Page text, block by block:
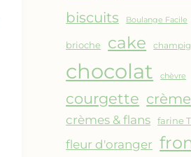
CHICHE
AU
FOUR
biscuits Boulange Facile
brioche cake
chocolat chèvre
courgette crème
crèmes & flans farine
fleur d'oranger